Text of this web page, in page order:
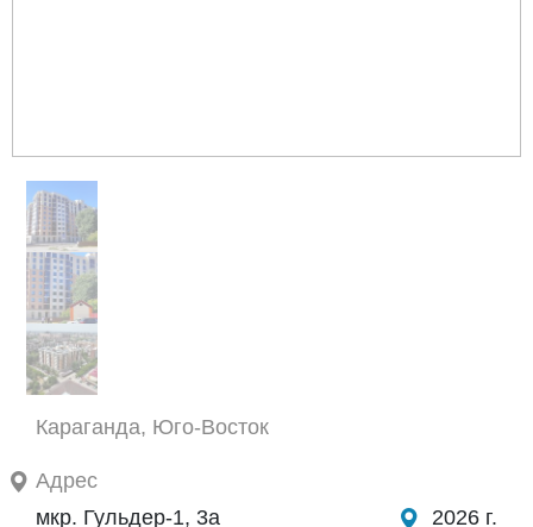
Караганда, Юго-Восток
Адрес
мкр. Гульдер-1, 3а
2026 г.